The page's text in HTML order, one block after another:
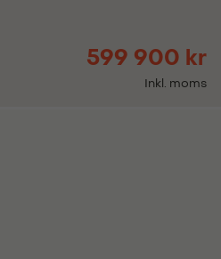
599 900 kr
Inkl. moms